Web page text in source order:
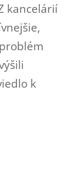
kancelárií
k